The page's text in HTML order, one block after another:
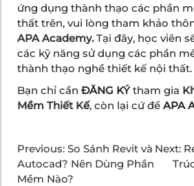
ứng dụng thành thạo các phần
thất trên, vui lòng tham khảo
APA Academy.Tại đây, học viên
các kỹ năng sử dụng các phần
thành thạo nghề thiết kế nội thất.
Bạn chỉ cần ĐĂNG KÝtham gia
Mềm Thiết Kế, còn lại cứ để APA
Previous: So Sánh Revit và
Autocad? Nên Dùng Phần
Mềm Nào?
Next: